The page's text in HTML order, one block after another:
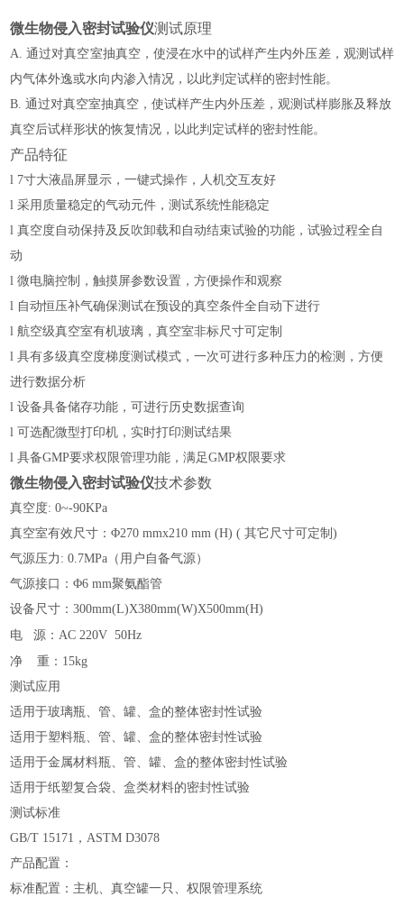
微生物侵入密封试验仪测试原理
A. 通过对真空室抽真空，使浸在水中的试样产生内外压差，观测试样
内气体外逸或水向内渗入情况，以此判定试样的密封性能。
B. 通过对真空室抽真空，使试样产生内外压差，观测试样膨胀及释放
真空后试样形状的恢复情况，以此判定试样的密封性能。
产品特征
l 7寸大液晶屏显示，一键式操作，人机交互友好
l采用 质量稳定的气动元件，测试系统性能稳定
l真空度自动保持及反吹卸载和自动结束试验的功能，试验过程全自
动
l微电脑控制，触摸屏参数设置，方便操作和观察
l 自动恒压补气确保测试在预设的真空条件全自动下进行
l航空级真空室有机玻璃，真空室非标尺寸可定制
l具有多级真空度梯度测试模式，一次可进行多种压力的检测，方便
进行数据分析
l设备具备储存功能，可进行历史数据查询
l可选配微型打印机，实时打印测试结果
l具备GMP要求权限管理功能，满足GMP权限要求
微生物侵入密封试验仪技术参数
真空度: 0~-90KPa
真空室有效尺寸：Φ270 mmx210 mm (H) ( 其它尺寸可定制)
气源压力: 0.7MPa（用户自备气源）
气源接口：Φ6 mm聚氨酯管
设备尺寸：300mm(L)X380mm(W)X500mm(H)
电
源：AC 220V 50Hz
净
重：15kg
测试应用
适用于玻璃瓶、管、罐、盒的整体密封性试验
适用于塑料瓶、管、罐、盒的整体密封性试验
适用于金属材料瓶、管、罐、盒的整体密封性试验
适用于纸塑复合袋、盒类材料的密封性试验
测试标准
GB/T 15171，ASTM D3078
产品配置：
标准配置：主机、真空罐一只 、权限管理系统